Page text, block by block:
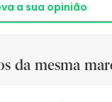
a sua opinião
da mesma